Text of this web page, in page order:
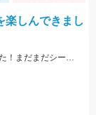
楽しんできまし
仕掛けはTsulino師崎沖限定 船キス仕掛けを使用しました！まだまだシーズンはこれからですよ～♪